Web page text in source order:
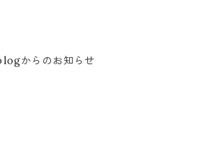
からのお知らせ